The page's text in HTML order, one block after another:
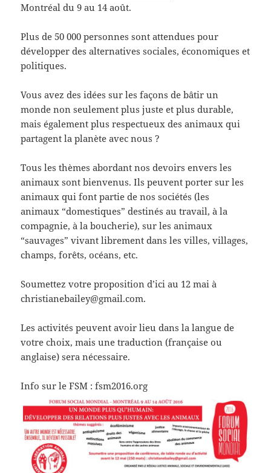
Montréal du 9 au 14 août.
Plus de 50 000 personnes sont attendues pour
développer des alternatives sociales, économiques et
politiques.
Vous avez des idées sur les façons de bâtir un
monde non seulement plus juste et plus durable,
mais également plus respectueux des animaux qui
partagent la planète avec nous ?
Tous les thèmes abordant nos devoirs envers les
animaux sont bienvenus. Ils peuvent porter sur les
animaux qui font partie de nos sociétés (les
animaux “domestiques” destinés au travail, à la
compagnie, à la boucherie), sur les animaux
“sauvages” vivant librement dans les villes, villages,
champs, forêts, océans, etc.
Soumettez votre proposition d’ici au 12 mai à
christianebailey@gmail.com.
Les activités peuvent avoir lieu dans la langue de
votre choix, mais une traduction (française ou
anglaise) sera nécessaire.
Info sur le FSM : fsm2016.org